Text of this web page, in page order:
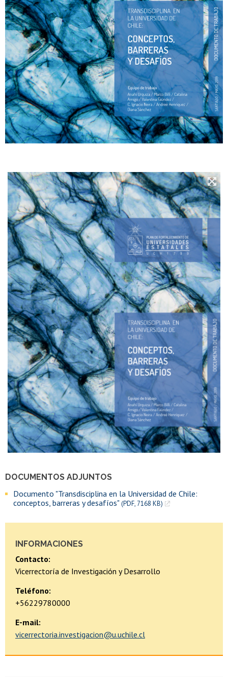
DOCUMENTOS ADJUNTOS
Documento "Transdisciplina en la Universidad de Chile:
conceptos, barreras y desafíos"(PDF, 7168 KB)
INFORMACIONES
Contacto:
Vicerrectoría de Investigación y Desarrollo
Teléfono:
+56229780000
E-mail:
vicerrectoria.investigacion@u.uchile.cl